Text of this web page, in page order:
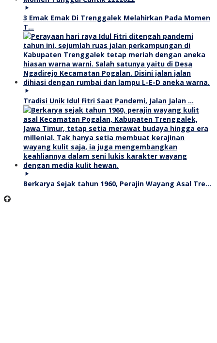
3 Emak Emak Di Trenggalek Melahirkan Pada Momen
T…
Tradisi Unik Idul Fitri Saat Pandemi, Jalan Jalan …
Berkarya Sejak tahun 1960, Perajin Wayang Asal Tre…